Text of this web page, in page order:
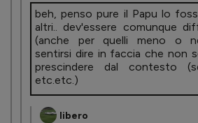
beh, penso pure il Papu lo
altri.. dev'essere comunque
(anche per quelli meno o
sentirsi dire in faccia che non
prescindere dal contesto
etc.etc.)
libero